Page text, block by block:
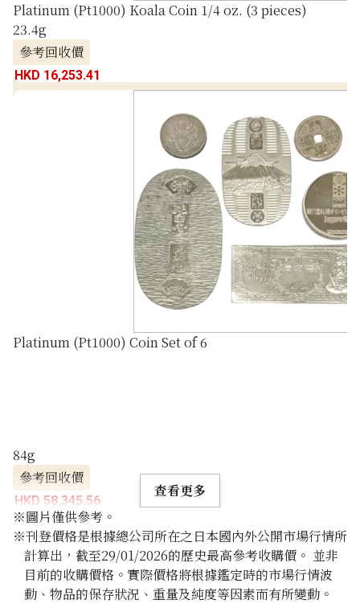
Platinum (Pt1000) Koala Coin 1/4 oz. (3 pieces)
23.4g
參考回收價
HKD 16,253.41
Platinum (Pt1000) Coin Set of 6
84g
參考回收價
HKD 58,345.56
查看更多
※圖片僅供參考。
※刊登價格是根據總公司所在之日本國內外公開市場行情所
計算出，截至29/01/2026的歷史最高參考收購價。 並非
目前的收購價格。實際價格將根據鑑定時的市場行情波
動、物品的保存狀況、重量及純度等因素而有所變動。